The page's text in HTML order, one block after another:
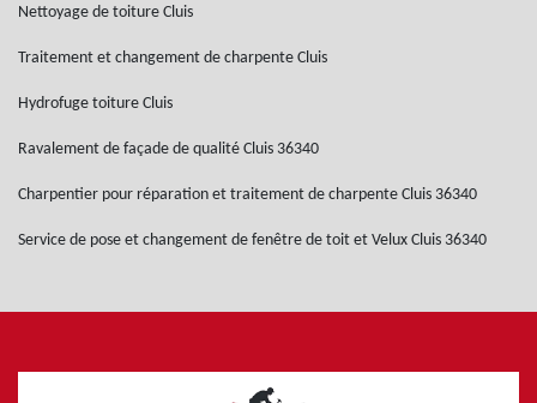
Nettoyage de toiture Cluis
Traitement et changement de charpente Cluis
Hydrofuge toiture Cluis
Ravalement de façade de qualité Cluis 36340
Charpentier pour réparation et traitement de charpente Cluis 36340
Service de pose et changement de fenêtre de toit et Velux Cluis 36340